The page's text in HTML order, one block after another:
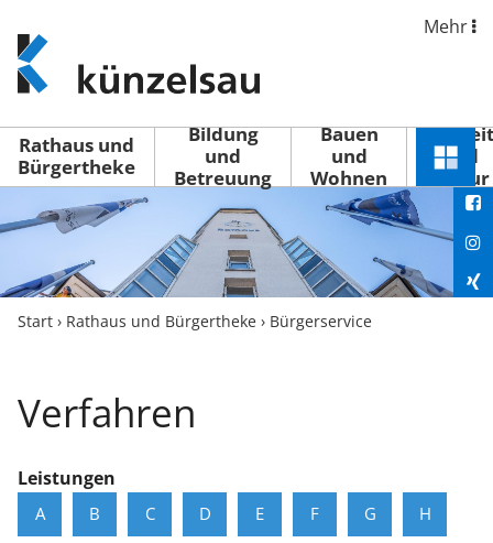
www.kuenzelsau.de
(zur
Startseite)
Mehr
Rathaus und
Bürgertheke
Bildung
und
Betreuung
Bauen
und
Wohnen
Freizeit
und
Kultur
Menü
Start › Rathaus und Bürgertheke › Bürgerservice
Verfahren
Leistungen
A B C D E F G H